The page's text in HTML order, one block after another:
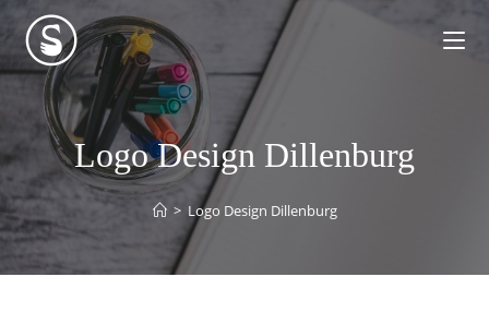
Logo Design Dillenburg
> Logo Design Dillenburg